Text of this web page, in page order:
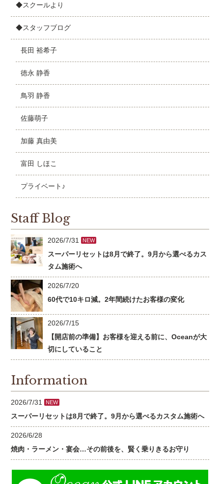
◆スクールより
◆スタッフブログ
長田 裕希子
徳永 静香
鳥羽 静香
佐藤萌子
加藤 真由美
富田 しほこ
プライベート♪
Staff Blog
2026/7/31 NEW
スーパーリセットは8月で終了。9月から選べるカス
タム施術へ
2026/7/20
60代で10キロ減。2年間続けたお客様の変化
2026/7/15
【開店前の準備】お客様を迎える前に、Oceanが大
切にしていること
Information
2026/7/31 NEW
スーパーリセットは8月で終了。9月から選べるカスタム施術へ
2026/6/28
焼肉・ラーメン・宴会…その前後を、賢く乗りきるお守り